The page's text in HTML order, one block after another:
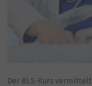
Der BLS-Kurs